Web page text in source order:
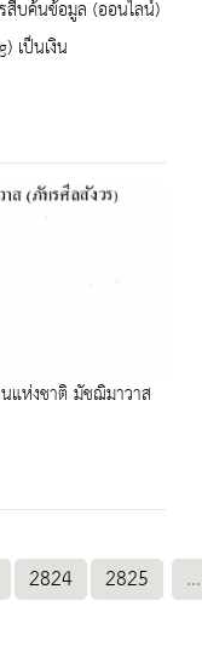
สืบค้นข้อมูล (ออนไลน์)
เป็นเงิน
ห่งชาติ มัชฌิมาวาส
2824 2825 ...